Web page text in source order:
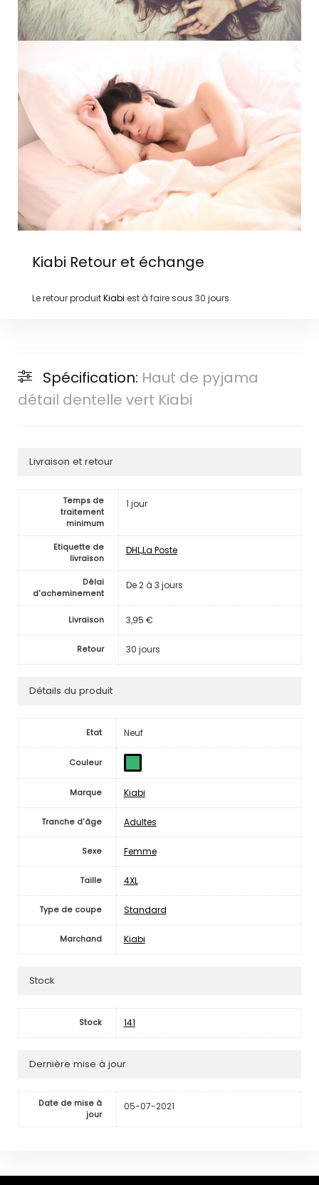
Kiabi Retour et échange
Le retour produitKiabi est à faire sous 30 jours
Spécification: Haut de pyjama
détail dentelle vert Kiabi
Livraison et retour
Temps de
traitement
minimum
1 jour
Etiquette de
livraison
DHL,La Poste
Délai
d'acheminement
De 2 à 3 jours
Livraison 3,95 €
Retour 30 jours
Détails du produit
Etat Neuf
Couleur
Marque Kiabi
Tranche d'âge Adultes
Sexe Femme
Taille 4XL
Type de coupe Standard
Marchand Kiabi
Stock
Stock 141
Dernière mise à jour
Date de mise à
jour
05-07-2021